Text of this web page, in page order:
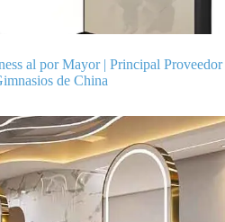
al por Mayor | Principal Proveedor
de China